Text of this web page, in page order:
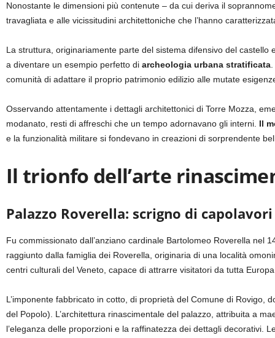
Nonostante le dimensioni più contenute – da cui deriva il
travagliata e alle vicissitudini architettoniche che l’hanno
La struttura, originariamente parte del sistema difensivo del
a diventare un esempio perfetto di archeologia urbana stratificata
comunità di adattare il proprio patrimonio edilizio alle mutate
Osservando attentamente i dettagli architettonici di Torre Mozza,
modanato, resti di affreschi che un tempo adornavano gli interni. Il
e la funzionalità militare si fondevano in creazioni di sorprendente
Il trionfo dell’arte
Palazzo Roverella: scrigno di
Fu commissionato dall’anziano cardinale Bartolomeo Roverella nel
raggiunto dalla famiglia dei Roverella, originaria di una località
centri culturali del Veneto, capace di attrarre visitatori da tutta
L’imponente fabbricato in cotto, di proprietà del Comune di Rovigo,
del Popolo). L’architettura rinascimentale del palazzo, attribuita a
l’eleganza delle proporzioni e la raffinatezza dei dettagli decorativi.